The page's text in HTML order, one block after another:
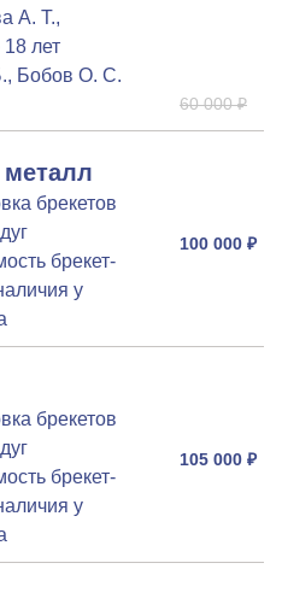
А. Т.,
лет
Бобов О. С.
60 000 ₽
брекетов
брекет-
у
100 000 ₽
брекетов
брекет-
у
105 000 ₽